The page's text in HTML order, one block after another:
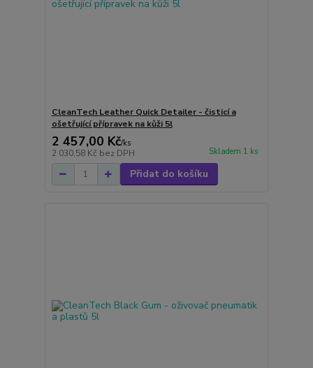
CleanTech Leather Quick Detailer - čisticí a
ošetřující přípravek na kůži 5l
2 457,00 Kč/ks
2 030,58 Kč bez DPH Skladem 1 ks
Přidat do košíku